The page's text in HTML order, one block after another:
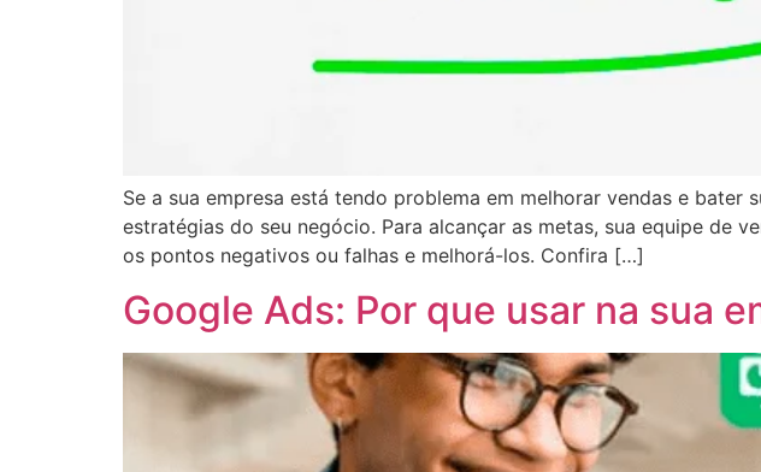
Se a sua empresa está tendo problema em melhorar vendas e
estratégias do seu negócio. Para alcançar as metas, sua equipe de
os pontos negativos ou falhas e melhorá-los. Confira […]
Google Ads: Por que usar na sua